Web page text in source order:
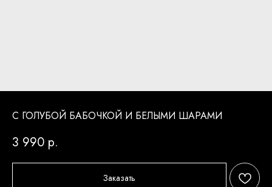
С ГОЛУБОЙ БАБОЧКОЙ И БЕЛЫМИ ШАРАМИ
3 990 р.
Заказать